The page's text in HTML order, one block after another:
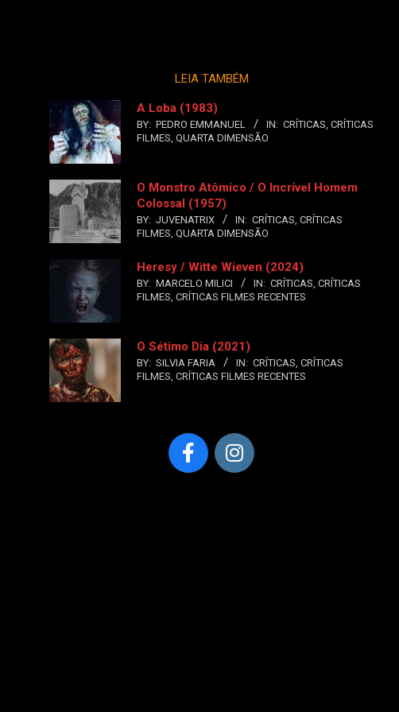
LEIA TAMBÉM
A Loba (1983)
BY: PEDRO EMMANUEL IN: CRÍTICAS, CRÍTICAS
FILMES, QUARTA DIMENSÃO
O Monstro Atômico / O Incrível Homem
Colossal (1957)
BY: JUVENATRIX IN: CRÍTICAS, CRÍTICAS
FILMES, QUARTA DIMENSÃO
Heresy / Witte Wieven (2024)
BY: MARCELO MILICI IN: CRÍTICAS, CRÍTICAS
FILMES, CRÍTICAS FILMES RECENTES
O Sétimo Dia (2021)
BY: SILVIA FARIA IN: CRÍTICAS, CRÍTICAS
FILMES, CRÍTICAS FILMES RECENTES